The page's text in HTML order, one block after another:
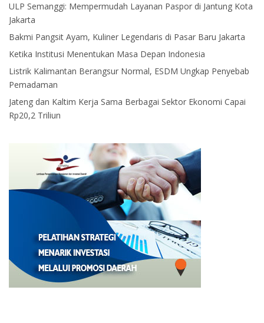
ULP Semanggi: Mempermudah Layanan Paspor di Jantung Kota
Jakarta
Bakmi Pangsit Ayam, Kuliner Legendaris di Pasar Baru Jakarta
Ketika Institusi Menentukan Masa Depan Indonesia
Listrik Kalimantan Berangsur Normal, ESDM Ungkap Penyebab
Pemadaman
Jateng dan Kaltim Kerja Sama Berbagai Sektor Ekonomi Capai
Rp20,2 Triliun